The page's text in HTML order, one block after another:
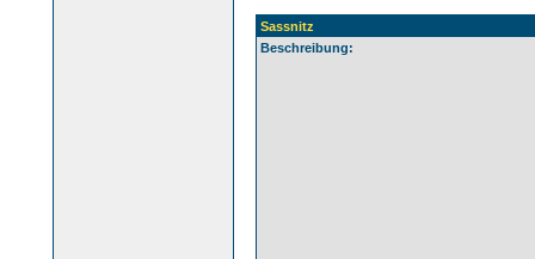
Sassnitz
Beschreibung: